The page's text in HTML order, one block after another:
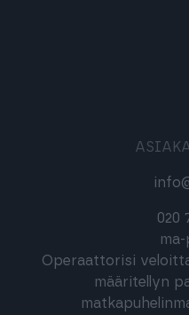
020
ma-
Operaattorisi
määritellyn